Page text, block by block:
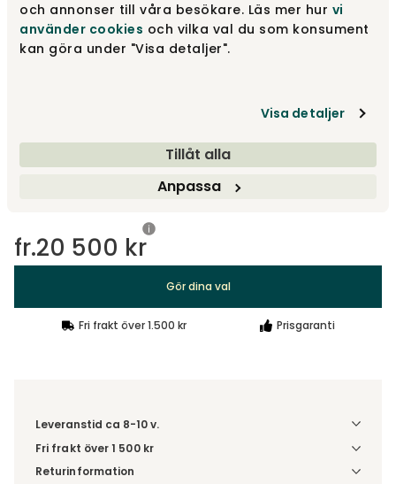
och annonser till våra besökare. Läs mer hur vi
använder cookies och vilka val du som konsument
kan göra under "Visa detaljer".
Visa detaljer
Tillåt alla
Anpassa
Rekommenderade tillval
Rekommenderade tillval
fr.20 500 kr
Gör dina val
Fri frakt över 1.500 kr Prisgaranti
Leveranstid ca 8-10 v.
Fri frakt över 1 500 kr
Välj utförande via 'Gör dina val' för fraktinformation på din
Returinformation